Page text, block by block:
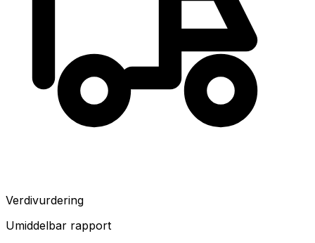
Verdivurdering
Umiddelbar rapport